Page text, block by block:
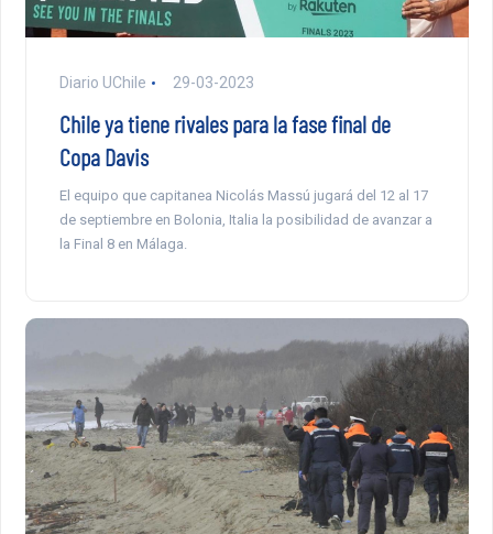
Diario UChile 29-03-2023
Chile ya tiene rivales para la fase final de
Copa Davis
El equipo que capitanea Nicolás Massú jugará del 12 al 17
de septiembre en Bolonia, Italia la posibilidad de avanzar a
la Final 8 en Málaga.